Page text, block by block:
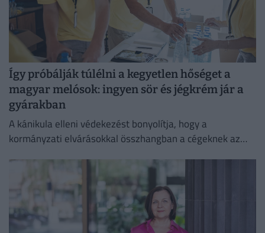
Így próbálják túlélni a kegyetlen hőséget a
magyar melósok: ingyen sör és jégkrém jár a
gyárakban
A kánikula elleni védekezést bonyolítja, hogy a
kormányzati elvárásokkal összhangban a cégeknek az